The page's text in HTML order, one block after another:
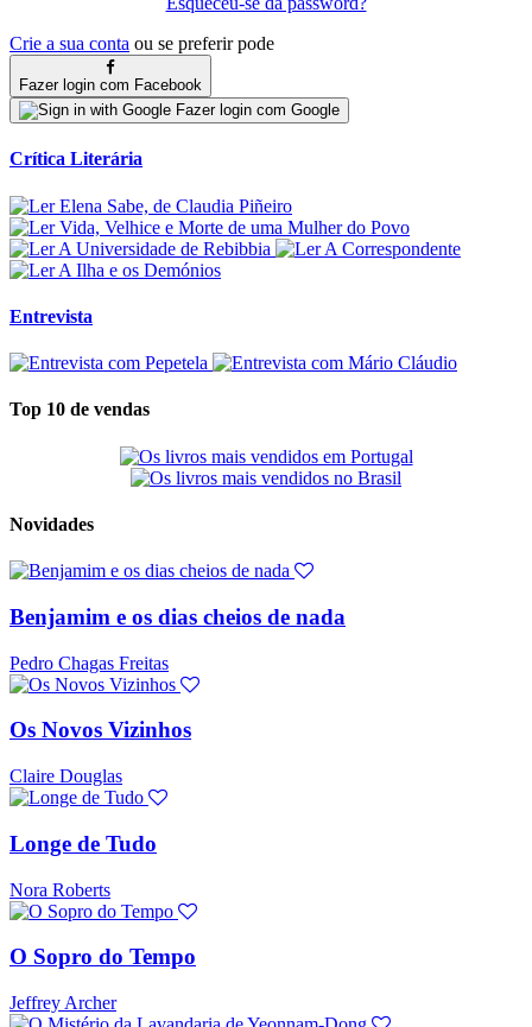
Crie a sua conta ou se preferir pode
Fazer login com Facebook
Fazer login com Google
Crítica Literária
Entrevista
Top 10 de vendas
Novidades
Benjamim e os dias cheios de nada
Pedro Chagas Freitas
Os Novos Vizinhos
Claire Douglas
Longe de Tudo
Nora Roberts
O Sopro do Tempo
Jeffrey Archer